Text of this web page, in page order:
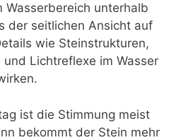
Wasserbereich unterhalb
der seitlichen Ansicht auf
wie Steinstrukturen,
Lichtreflexe im Wasser
ist die Stimmung meist
bekommt der Stein mehr